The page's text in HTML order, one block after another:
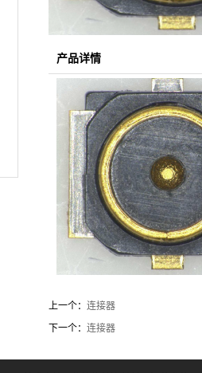
产品详情
上一个： 连接器
下一个： 连接器